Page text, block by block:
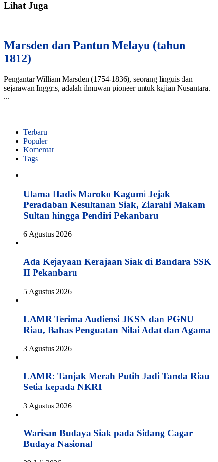
Lihat Juga
Marsden dan Pantun Melayu (tahun
1812)
Pengantar William Marsden (1754-1836), seorang linguis dan
sejarawan Inggris, adalah ilmuwan pioneer untuk kajian Nusantara.
...
Terbaru
Populer
Komentar
Tags
Ulama Hadis Maroko Kagumi Jejak
Peradaban Kesultanan Siak, Ziarahi Makam
Sultan hingga Pendiri Pekanbaru
6 Agustus 2026
Ada Kejayaan Kerajaan Siak di Bandara SSK
II Pekanbaru
5 Agustus 2026
LAMR Terima Audiensi JKSN dan PGNU
Riau, Bahas Penguatan Nilai Adat dan Agama
3 Agustus 2026
LAMR: Tanjak Merah Putih Jadi Tanda Riau
Setia kepada NKRI
3 Agustus 2026
Warisan Budaya Siak pada Sidang Cagar
Budaya Nasional